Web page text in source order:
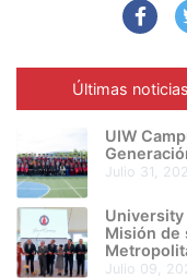
Últimas noticias
UIW
julio 31,
University
Misión de
julio 09,